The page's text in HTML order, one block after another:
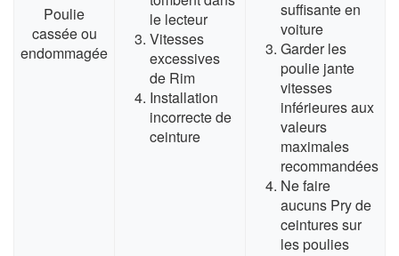
Poulie
cassée ou
endommagée
le lecteur
Vitesses
excessives
de Rim
Installation
incorrecte de
ceinture
suffisante en
voiture
Garder les
poulie jante
vitesses
inférieures aux
valeurs
maximales
recommandées
Ne faire
aucuns Pry de
ceintures sur
les poulies